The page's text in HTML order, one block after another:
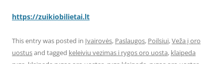
https://zuikiobilietai.lt
This entry was posted in Įvairovės, Paslaugos, Poilsiui,Veža į oro
uostusand tagged keleiviu vezimas i rygos oro uosta, klaipeda